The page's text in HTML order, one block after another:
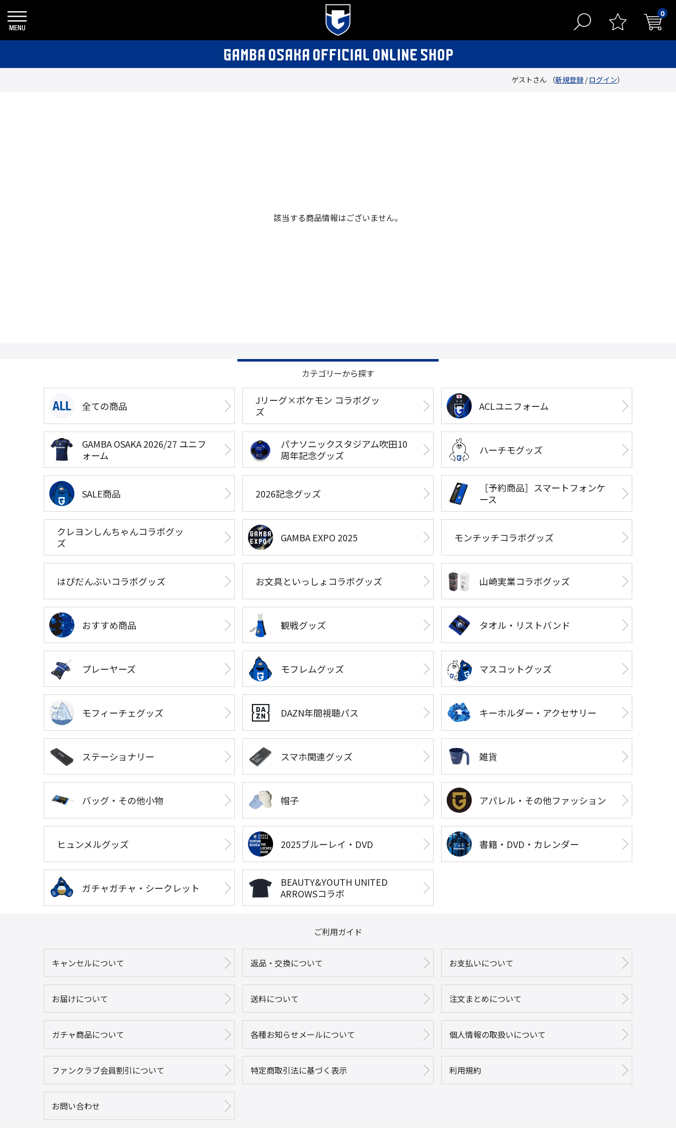
0
ゲストさん （新規登録 /ログイン）
該当する商品情報はございません。
カテゴリーから探す
全ての商品
Jリーグ×ポケモン コラボグッ
ズ
ACLユニフォーム
GAMBA OSAKA 2026/27 ユニフ
ォーム
パナソニックスタジアム吹田10
周年記念グッズ
ハーチモグッズ
SALE商品 2026記念グッズ
［予約商品］スマートフォンケ
ース
クレヨンしんちゃんコラボグッ
ズ
GAMBA EXPO 2025 モンチッチコラボグッズ
はぴだんぶいコラボグッズ お文具といっしょコラボグッズ 山崎実業コラボグッズ
おすすめ商品 観戦グッズ タオル・リストバンド
プレーヤーズ モフレムグッズ マスコットグッズ
モフィーチェグッズ DAZN年間視聴パス キーホルダー・アクセサリー
ステーショナリー スマホ関連グッズ 雑貨
バッグ・その他小物 帽子 アパレル・その他ファッション
ヒュンメルグッズ 2025ブルーレイ・DVD 書籍・DVD・カレンダー
ガチャガチャ・シークレット
BEAUTY&YOUTH UNITED
ARROWSコラボ
ご利用ガイド
キャンセルについて 返品・交換について お支払いについて
お届けについて 送料について 注文まとめについて
ガチャ商品について 各種お知らせメールについて 個人情報の取扱いについて
ファンクラブ会員割引について 特定商取引法に基づく表示 利用規約
お問い合わせ